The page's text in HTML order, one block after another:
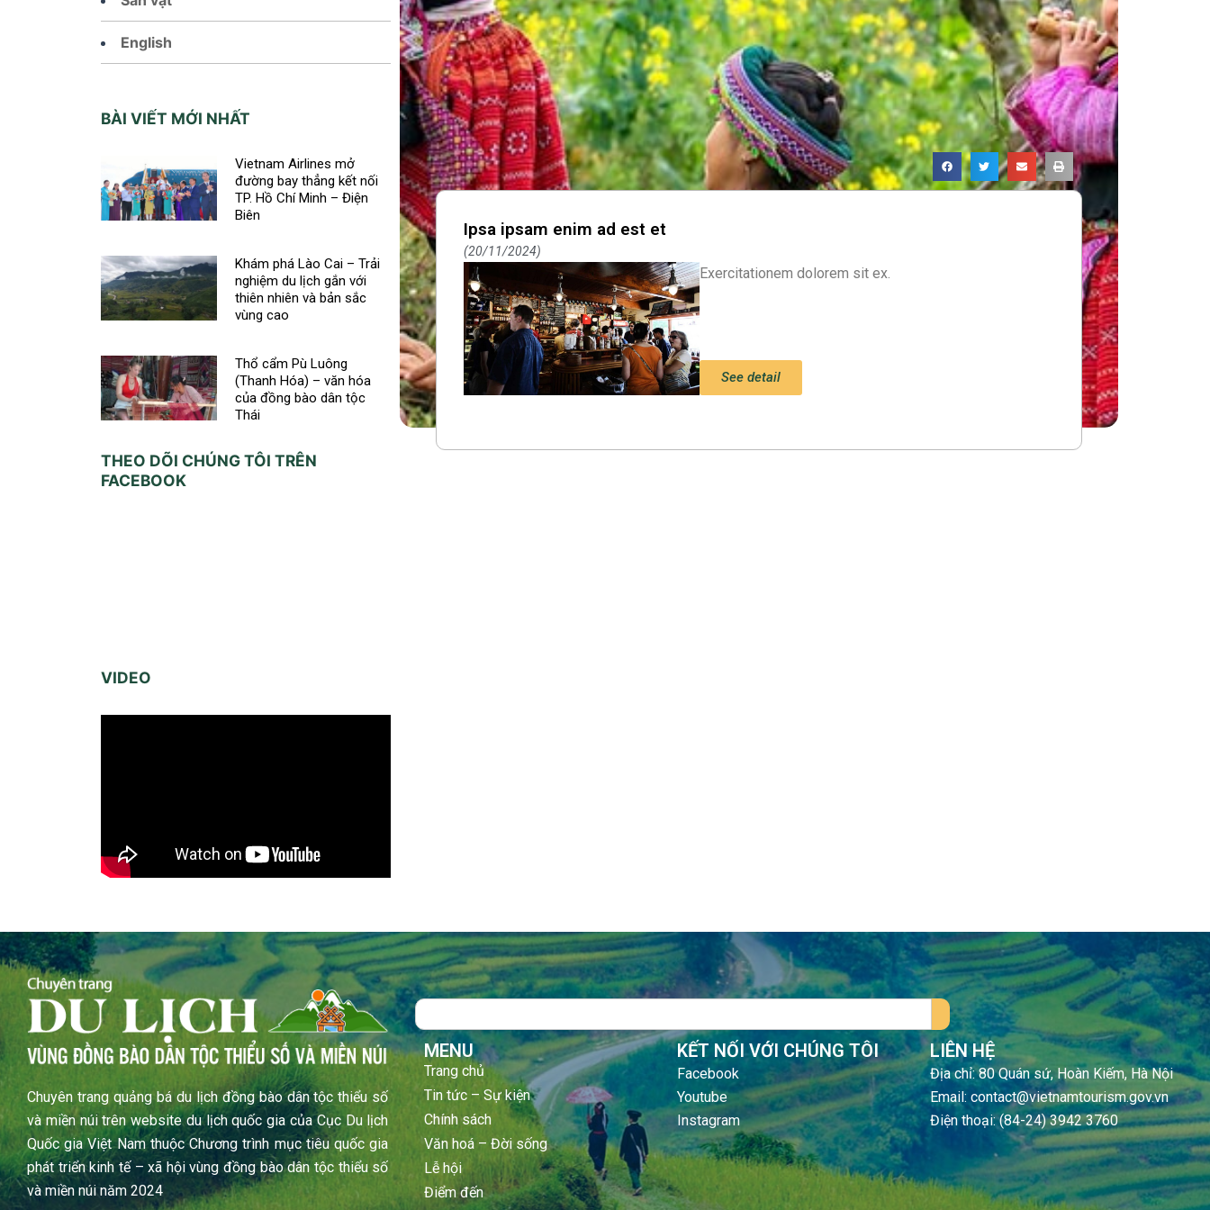
English
BÀI VIẾT MỚI NHẤT
Vietnam Airlines mở
đường bay thẳng kết nối
TP. Hồ Chí Minh – Điện
Biên
Khám phá Lào Cai – Trải
nghiệm du lịch gắn với
thiên nhiên và bản sắc
vùng cao
Thổ cẩm Pù Luông
(Thanh Hóa) – văn hóa
của đồng bào dân tộc
Thái
THEO DÕI CHÚNG TÔI TRÊN
FACEBOOK
VIDEO
Ipsa ipsam enim ad est et
20/11/2024
Exercitationem dolorem sit ex.
See detail
Chuyên trang quảng bá du lịch đồng bào dân tộc thiểu số
và miền núi trên website du lịch quốc gia của Cục Du lịch
Quốc gia Việt Nam thuộc Chương trình mục tiêu quốc gia
phát triển kinh tế – xã hội vùng đồng bào dân tộc thiểu số
và miền núi năm 2024
Search
MENU
Trang chủ
Tin tức – Sự kiện
Chính sách
Văn hoá – Đời sống
Lễ hội
Điểm đến
KẾT NỐI VỚI CHÚNG TÔI
Facebook
Youtube
Instagram
LIÊN HỆ
Địa chỉ: 80 Quán sứ, Hoàn Kiếm, Hà Nội
Email: contact@vietnamtourism.gov.vn
Điện thoại: (84-24) 3942 3760